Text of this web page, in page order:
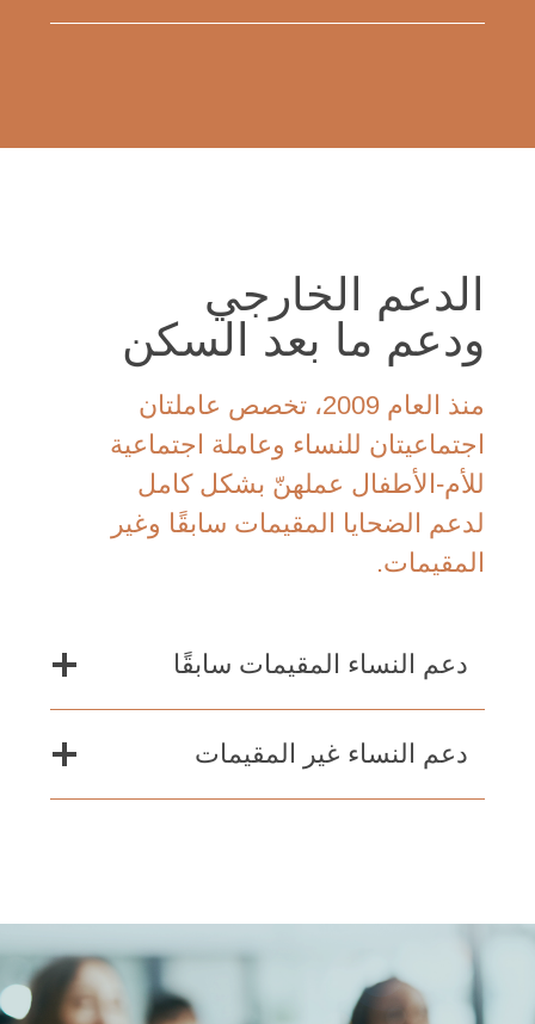
الدعم الخارجي
ودعم ما بعد السكن
منذ العام 2009، تخصص عاملتان
اجتماعيتان للنساء وعاملة اجتماعية
للأم-الأطفال عملهنّ بشكل كامل
لدعم الضحايا المقيمات سابقًا وغير
المقيمات.
دعم النساء المقيمات سابقًا
دعم النساء غير المقيمات